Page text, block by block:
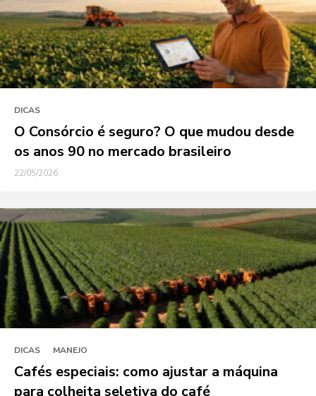
DICAS
O Consórcio é seguro? O que mudou desde
os anos 90 no mercado brasileiro
22/05/2026
DICAS MANEJO
Cafés especiais: como ajustar a máquina
para colheita seletiva do café